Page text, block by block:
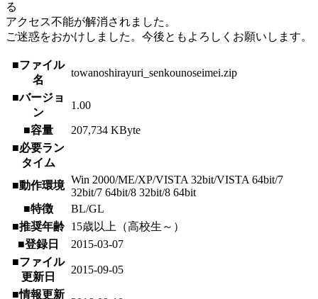
る
アクセス不能が解消されました。
ご迷惑をおかけしました。今後ともよろしくお願いします。
■ファイル
名
towanoshirayuri_senkounoseimei.zip
■バージョ
ン
1.00
■容量
207,734 KByte
■必要ラン
タイム
■動作環境 Win 2000/ME/XP/VISTA 32bit/VISTA 64bit/7
32bit/7 64bit/8 32bit/8 64bit
■特徴
BL/GL
■推奨年齢
15歳以上（高校生～）
■登録日
2015-03-07
■ファイル
更新日
2015-09-05
■情報更新